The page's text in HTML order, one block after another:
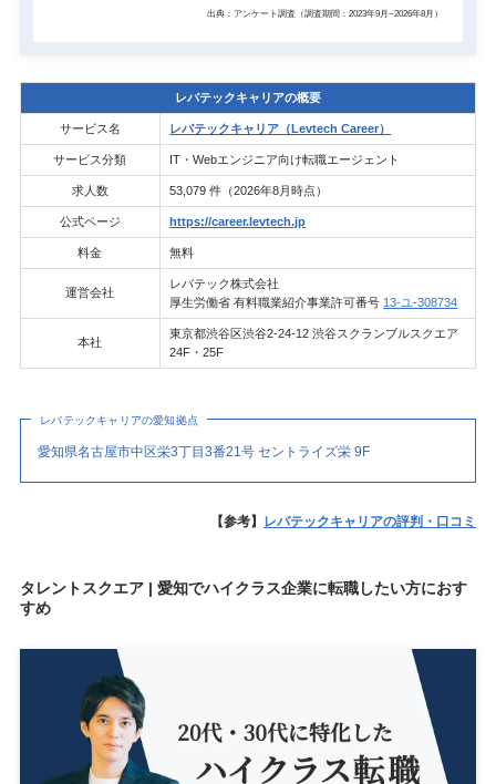
出典：アンケート調査（調査期間：2023年9月~2026年8月）
レバテックキャリアの概要
サービス名 レバテックキャリア（Levtech Career）
サービス分類 IT・Webエンジニア向け転職エージェント
求人数 53,079 件（2026年8月時点）
公式ページ https://career.levtech.jp
料金 無料
運営会社
レバテック株式会社
厚生労働省 有料職業紹介事業許可番号 13-ユ-308734
本社
東京都渋谷区渋谷2-24-12 渋谷スクランブルスクエア
24F・25F
レバテックキャリアの愛知拠点
愛知県名古屋市中区栄3丁目3番21号 セントライズ栄 9F
【参考】 レバテックキャリアの評判・口コミ
タレントスクエア | 愛知でハイクラス企業に転職したい方におす
すめ